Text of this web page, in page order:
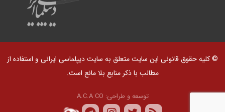
© کلیه حقوق قانونی این سایت متعلق به سایت دیپلماسی ایرانی و استفاده از
مطالب با ذکر منابع بلا مانع است.
توسعه و طراحی: A.C.A CO